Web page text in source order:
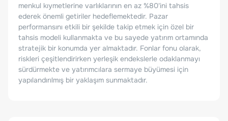
menkul kıymetlerine varlıklarının en az %80'ini tahsis
ederek önemli getiriler hedeflemektedir. Pazar
performansını etkili bir şekilde takip etmek için özel bir
tahsis modeli kullanmakta ve bu sayede yatırım ortamında
stratejik bir konumda yer almaktadır. Fonlar fonu olarak,
riskleri çeşitlendirirken yerleşik endekslerle odaklanmayı
sürdürmekte ve yatırımcılara sermaye büyümesi için
yapılandırılmış bir yaklaşım sunmaktadır.